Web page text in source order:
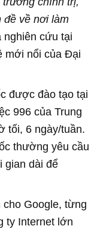
đề về nơi làm
nghiên cứu tại
mới nổi của Đại
được đào tạo tại
996 của Trung
tối, 6 ngày/tuần.
thường yêu cầu
gian dài để
Google, từng
ty Internet lớn